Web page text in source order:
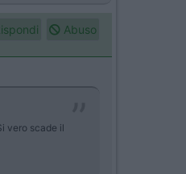
Abuso
vero scade il